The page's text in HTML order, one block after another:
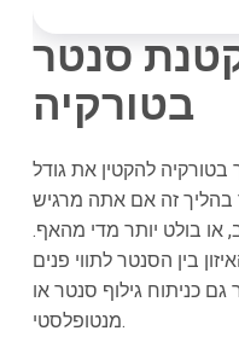
סנטר
בטורקיה
להקטין את גודל
זה אם אתה מרגיש
בולט יותר מדי מהאף.
בין הסנטר לתווי פנים
כניתוח גילוף סנטר או
מנטופלסטי.